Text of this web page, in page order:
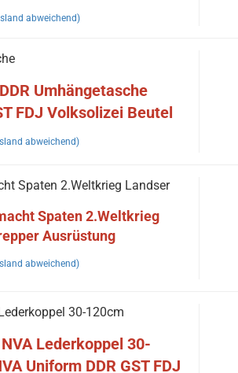
abweichend)
Umhängetasche
FDJ Volksolizei Beutel
abweichend)
Spaten 2.Weltkrieg Landser
Spaten 2.Weltkrieg
Ausrüstung
abweichend)
30-120cm
Lederkoppel 30-
Uniform DDR GST FDJ